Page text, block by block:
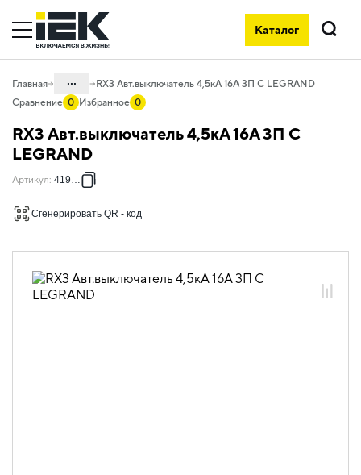
Каталог
Поиск
Главная ...
01. Модульное оборудование
01.05 Модульное оборудование
ДРУГИЕ СЕРИИ
01.05.01 Модульные автоматические
01.05.01.03 Модульные
01.05.01.03.01 Автоматические
RX3 Авт.выключатель 4,5кА 16А 3П C LEGRAND
Сравнение 0 Избранное 0
RX3 Авт.выключатель 4,5кА 16А 3П C
LEGRAND
Артикул: 419708
Сгенерировать QR - код